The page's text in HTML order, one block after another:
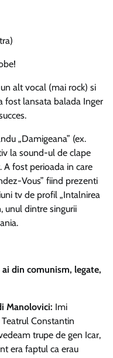
alt vocal (mai rock) si
fost lansata balada Inger
„Damigeana” (ex.
la sound-ul de clape
fost perioada in care
Vous” fiind prezenti
tv de profil „Intalnirea
unul dintre singurii
din comunism, legate,
Manolovici: Imi
Constantin
trupe de gen Icar,
era faptul ca erau